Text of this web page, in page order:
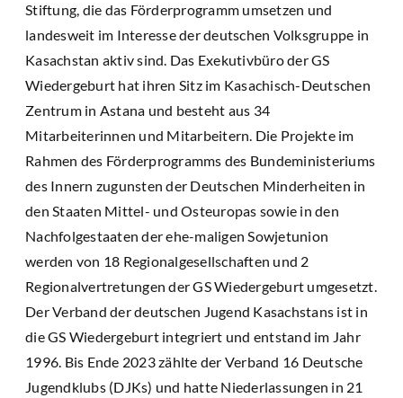
Stiftung, die das Förderprogramm umsetzen und
landesweit im Interesse der deutschen Volksgruppe in
Kasachstan aktiv sind. Das Exekutivbüro der GS
Wiedergeburt hat ihren Sitz im Kasachisch-Deutschen
Zentrum in Astana und besteht aus 34
Mitarbeiterinnen und Mitarbeitern. Die Projekte im
Rahmen des Förderprogramms des Bundeministeriums
des Innern zugunsten der Deutschen Minderheiten in
den Staaten Mittel- und Osteuropas sowie in den
Nachfolgestaaten der ehe-maligen Sowjetunion
werden von 18 Regionalgesellschaften und 2
Regionalvertretungen der GS Wiedergeburt umgesetzt.
Der Verband der deutschen Jugend Kasachstans ist in
die GS Wiedergeburt integriert und entstand im Jahr
1996. Bis Ende 2023 zählte der Verband 16 Deutsche
Jugendklubs (DJKs) und hatte Niederlassungen in 21